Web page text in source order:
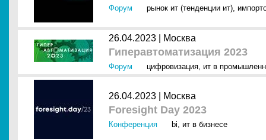
Форум рынок ит (тенденции ит),
26.04.2023 | Москва
Гиперавтоматизация 2023
Форум цифровизация, ит в
26.04.2023 | Москва
Foresight Day 2023
Конференция bi, ит в бизнесе